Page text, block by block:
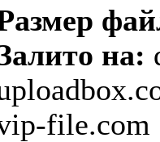
на:
file.com